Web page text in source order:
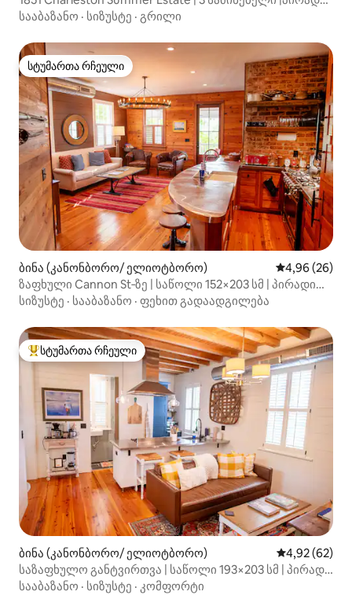
ვერანდა
სააბაზანო · სიზუსტე · გრილი
სტუმართა რჩეული
სტუმართა რჩეული
ბინა (კანონბორო/ ელიოტბორო) საშუალო
4,96 (26)
ზაფხული Cannon St‑ზე | საწოლი 152×203 სმ | პირადი
ვერάντα
სიზუსტე · სააბაზანო · ფეხით გადაადგილება
სტუმართა რჩეული მოწინავე ვარიანტი
სტუმართა რჩეული
ბინა (კანონბორო/ ელიოტბორო) საშუალო
4,92 (62)
საზაფხულო განტვირთვა | საწოლი 193×203 სმ | პირადი
ვერάντα
სააბაზანო · სიზუსტე · კომფორტი